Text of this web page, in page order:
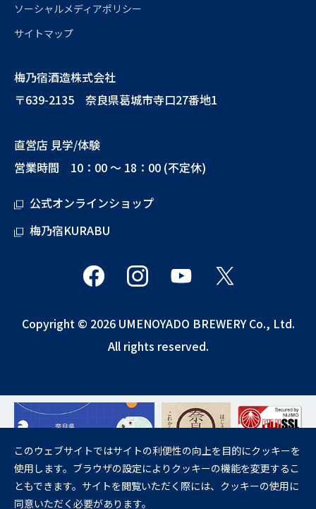
ソーシャルメディアポリシー
サイトマップ
梅乃宿酒造株式会社
〒639-2135 奈良県葛城市寺口27番地1
直営店 見学/体験
営業時間 10：00 ～ 18：00 (不定休)
公式オンラインショップ
梅乃宿KURABU
Copyright © 2026 UMENOYADO BREWERY Co., Ltd.
All rights reserved.
飲酒は20歳になってから。
妊娠中や授乳期の飲酒は、胎児・乳児の発育に悪影響を与えるおそれが
あります。
このウェブサイトではサイトの利便性の向上を目的にクッキーを
使用します。ブラウザの設定によりクッキーの機能を変更するこ
ともできます。サイトを閲覧いただく際には、クッキーの使用に
同意いただく必要があります。